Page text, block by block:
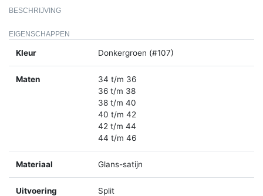
BESCHRIJVING
EIGENSCHAPPEN
Kleur Donkergroen (#107)
Maten
34 t/m 36
36 t/m 38
38 t/m 40
40 t/m 42
42 t/m 44
44 t/m 46
Materiaal Glans-satijn
Uitvoering
Split